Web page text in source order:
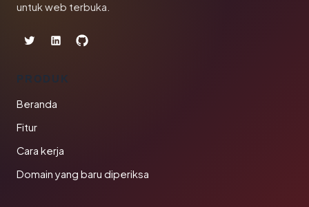
untuk web terbuka.
PRODUK
Beranda
Fitur
Cara kerja
Domain yang baru diperiksa